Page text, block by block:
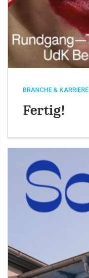
BRANCHE & KARRIERE
Fertig!